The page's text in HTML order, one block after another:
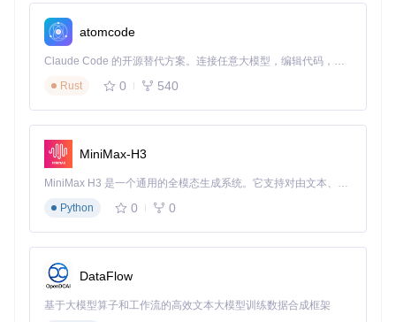
TPFanControl2的动态温控系统基于PID算法实现，通过三个
核心模块协同工作：
温度采集模块（fanstuff.cpp）：实时读取CPU/GPU传感器
执行器（portio.cpp）：通过硬件接口发送控制指令
TPFanControl2温控系统架构
理解温度-转速映射关系：
需求
类型
温度阈
风扇转
速(%)
配置参数
示例
预期效果
静音
atomcode
Claude Code 的开源替代方案。连接任意大模型，编辑代码，运行命令，自动验证 — 全自动执行。用 Rust 构建，极致性能。 ｜ An open-source alternative to Claude Code. Connect any LLM, edit code, run commands, and verify changes — autonomously. Built in Rust for speed. Get Started
Rust
0 540
MiniMax-H3
MiniMax H3 是一个通用的全模态生成系统。它支持对由文本、图像、视频和音频组成的多模态上下文进行统一理解，并能生成分辨率高达 2K、时长可达 15 秒的带原生立体声音频的视频。得益于面向任务泛化的系统设计，H3 在预训练阶段就已具备广泛的多模态上下文理解与生成能力，能够出色地执行复杂的多模态指令。
Python
0 0
DataFlow
基于大模型算子和工作流的高效文本大模型训练数据合成框架